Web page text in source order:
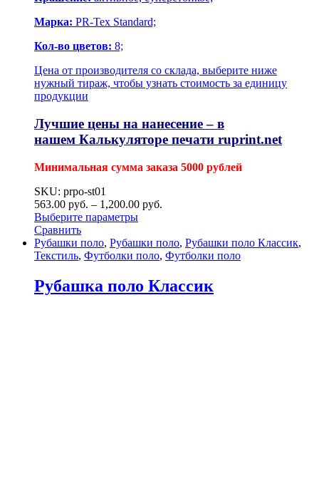
Марка: PR-Tex Standard;
Кол-во цветов: 8;
Цена от производителя со склада, выберите ниже
нужный тираж, чтобы узнать стоимость за единицу
продукции
Лучшие цены на нанесение – в
нашем Калькуляторе печати ruprint.net
Минимальная сумма заказа 5000 рублей
SKU: prpo-st01
563.00 руб. – 1,200.00 руб.
Выберите параметры
Сравнить
Рубашки поло, Рубашки поло, Рубашки поло Классик,
Текстиль, Футболки поло, Футболки поло
Рубашка поло Классик